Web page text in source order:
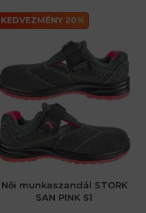
KEDVEZMÉNY 20%
Női munkaszandál STORK
SAN PINK S1